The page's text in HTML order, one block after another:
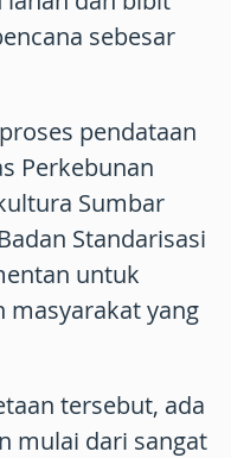
sebesar
pendataan
Perkebunan
Sumbar
Standarisasi
untuk
masyarakat yang
tersebut, ada
mulai dari sangat